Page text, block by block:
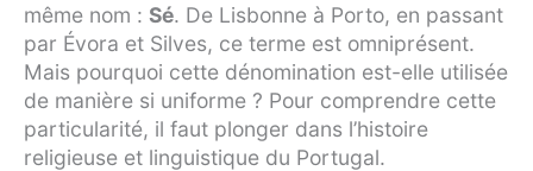
même nom : Sé. De Lisbonne à Porto, en passant
par Évora et Silves, ce terme est omniprésent.
Mais pourquoi cette dénomination est-elle utilisée
de manière si uniforme ? Pour comprendre cette
particularité, il faut plonger dans l’histoire
religieuse et linguistique du Portugal.